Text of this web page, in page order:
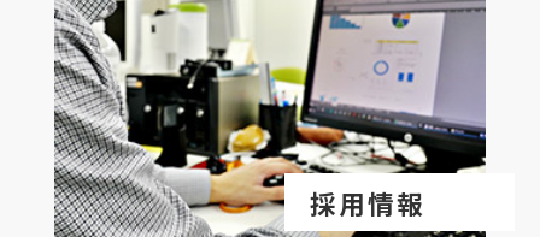
採用情報